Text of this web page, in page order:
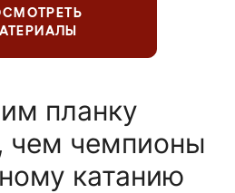
планку
чем чемпионы
катанию